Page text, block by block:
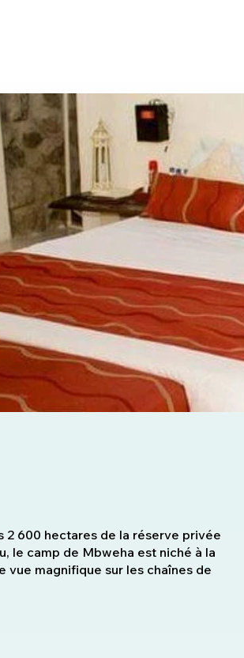
2 600 hectares de la réserve privée
le camp de Mbweha est niché à la
magnifique sur les chaînes de